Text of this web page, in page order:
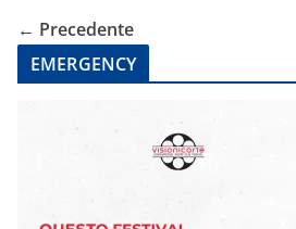
← Precedente
EMERGENCY